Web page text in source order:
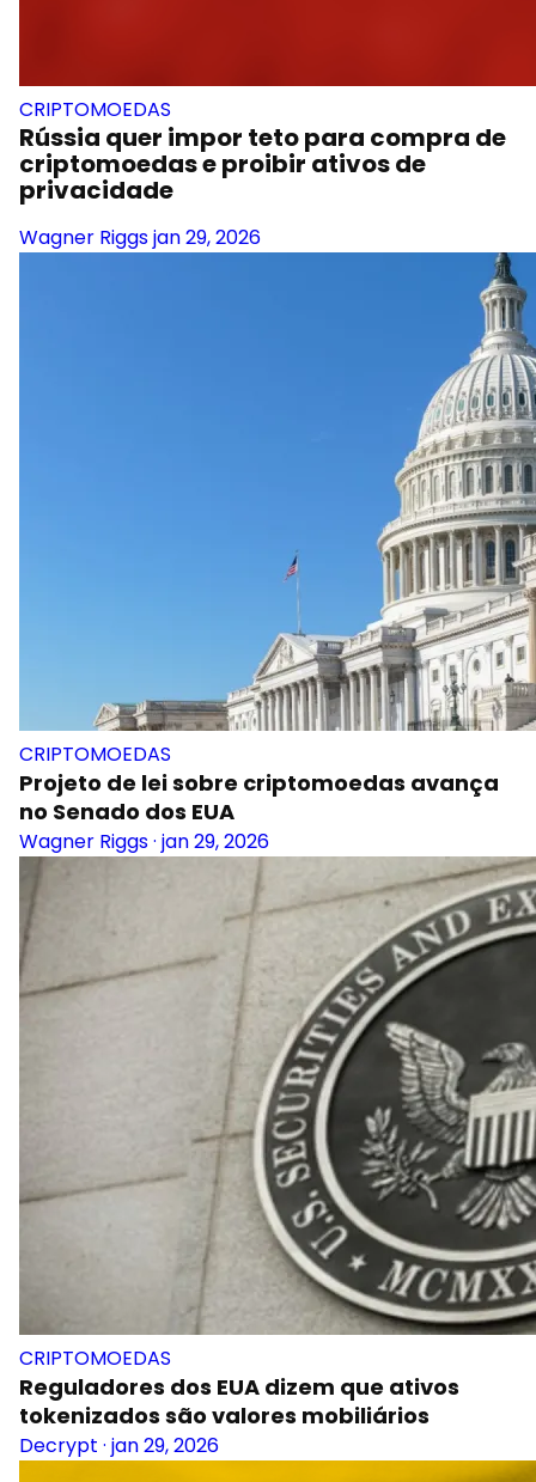
CRIPTOMOEDAS
Rússia quer impor teto para compra de
criptomoedas e proibir ativos de
privacidade
Wagner Riggsjan 29, 2026
CRIPTOMOEDAS
Projeto de lei sobre criptomoedas avança
no Senado dos EUA
Wagner Riggs· jan 29, 2026
CRIPTOMOEDAS
Reguladores dos EUA dizem que ativos
tokenizados são valores mobiliários
Decrypt · jan 29, 2026